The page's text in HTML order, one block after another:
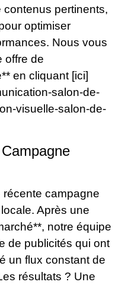
pertinents,
optimiser
Nous vous
offre de
en cliquant [ici]
salon-de-
visuelle-salon-de-
récente campagne
Après une
notre équipe
de publicités qui ont
un flux constant de
résultats ? Une